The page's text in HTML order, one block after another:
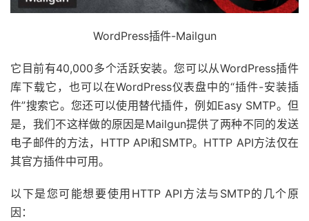
WordPress插件-Mailgun
它目前有40,000多个活跃安装。您可以从WordPress插件
库下载它，也可以在WordPress仪表盘中的“插件-安装插
件”搜索它。您还可以使用替代插件，例如Easy SMTP。但
是，我们不这样做的原因是Mailgun提供了两种不同的发送
电子邮件的方法，HTTP API和SMTP。HTTP API方法仅在
其官方插件中可用。
以下是您可能想要使用HTTP API方法与SMTP的几个原
因：